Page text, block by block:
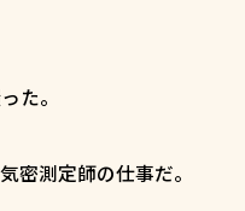
た。
密測定師の仕事だ。